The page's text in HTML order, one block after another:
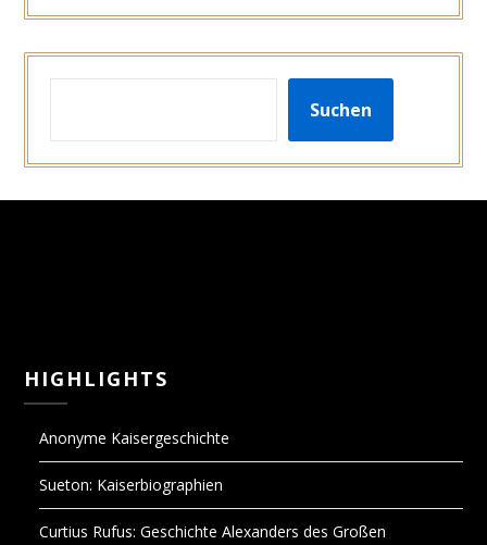
Suchen
HIGHLIGHTS
Anonyme Kaisergeschichte
Sueton: Kaiserbiographien
Curtius Rufus: Geschichte Alexanders des Großen